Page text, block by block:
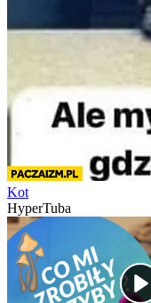
Kot
HyperTuba